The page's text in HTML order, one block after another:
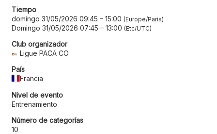
Tiempo
domingo 31/05/2026 09:45 – 15:00 Europe/Paris
Domingo 31/05/2026 07:45 – 13:00 Etc/UTC
Club organizador
Ligue PACA CO
País
Francia
Nivel de evento
Entrenamiento
Número de categorías
10